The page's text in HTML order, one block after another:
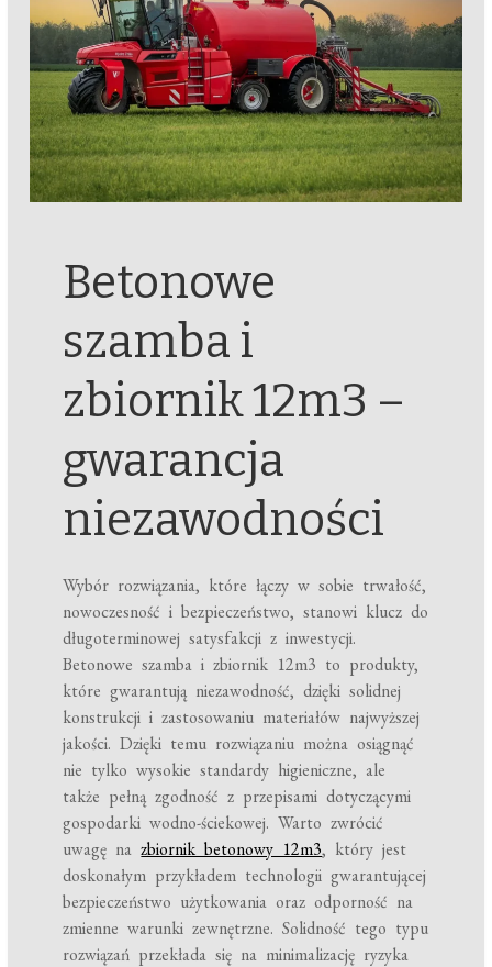
Betonowe
szamba i
zbiornik 12m3 –
gwarancja
niezawodności
Wybór rozwiązania, które łączy w sobie trwałość,
nowoczesność i bezpieczeństwo, stanowi klucz do
długoterminowej satysfakcji z inwestycji.
Betonowe szamba i zbiornik 12m3 to produkty,
które gwarantują niezawodność, dzięki solidnej
konstrukcji i zastosowaniu materiałów najwyższej
jakości. Dzięki temu rozwiązaniu można osiągnąć
nie tylko wysokie standardy higieniczne, ale
także pełną zgodność z przepisami dotyczącymi
gospodarki wodno-ściekowej. Warto zwrócić
uwagę nazbiornik betonowy 12m3, który jest
doskonałym przykładem technologii gwarantującej
bezpieczeństwo użytkowania oraz odporność na
zmienne warunki zewnętrzne. Solidność tego typu
rozwiązań przekłada się na minimalizację ryzyka